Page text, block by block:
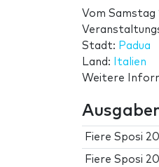
Vom Samstag
Stadt: Padua
Land:
Italien
Weitere
Fiere Sposi
Fiere Sposi